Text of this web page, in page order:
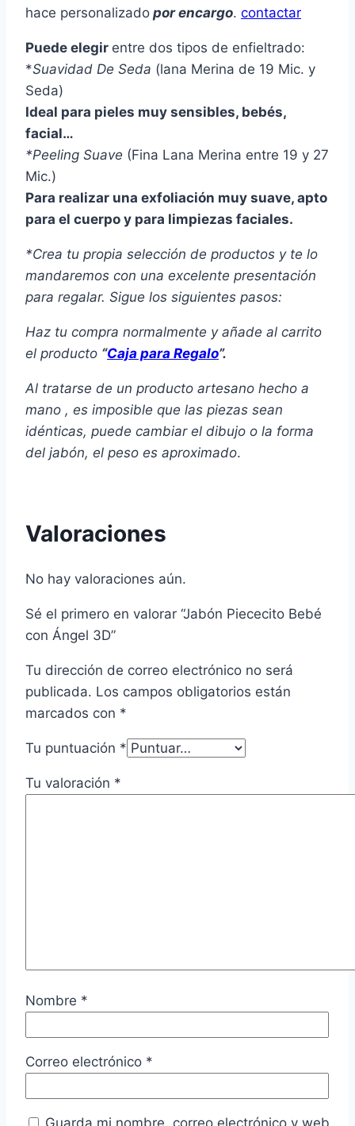
hace personalizado por encargo. contactar
Puede elegir entre dos tipos de enfieltrado:
*Suavidad De Seda (lana Merina de 19 Mic. y
Seda)
Ideal para pieles muy sensibles, bebés,
facial…
*Peeling Suave (Fina Lana Merina entre 19 y 27
Mic.)
Para realizar una exfoliación muy suave, apto
para el cuerpo y para limpiezas faciales.
*Crea tu propia selección de productos y te lo
mandaremos con una excelente presentación
para regalar. Sigue los siguientes pasos:
Haz tu compra normalmente y añade al carrito
el producto “Caja para Regalo”.
Al tratarse de un producto artesano hecho a
mano , es imposible que las piezas sean
idénticas, puede cambiar el dibujo o la forma
del jabón, el peso es aproximado.
Valoraciones
No hay valoraciones aún.
Sé el primero en valorar “Jabón Piececito Bebé
con Ángel 3D”
Tu dirección de correo electrónico no será
publicada. Los campos obligatorios están
marcados con *
Tu puntuación *
Tu valoración *
Nombre *
Correo electrónico *
Guarda mi nombre, correo electrónico y web